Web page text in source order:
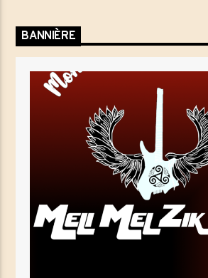
LA MATINALE DE
07:00 09:00
MéliMelZikRadio
BANNIÈRE